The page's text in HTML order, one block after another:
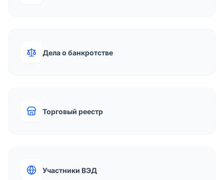
Дела о банкротстве
Торговый реестр
Участники ВЭД